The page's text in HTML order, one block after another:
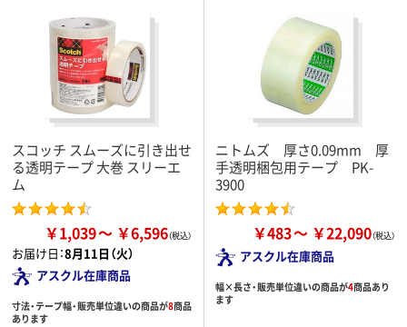
スコッチ スムーズに引き出せ
る透明テープ 大巻 スリーエ
ム
￥1,039 ￥6,596
お届け日：8月11日（火）
アスクル在庫商品
寸法・テープ幅・販売単位違いの商品が8商品
あります
ニトムズ 厚さ0.09mm 厚
手透明梱包用テープ PK-
3900
￥483 ￥22,090
アスクル在庫商品
幅×長さ・販売単位違いの商品が4商品あり
ます